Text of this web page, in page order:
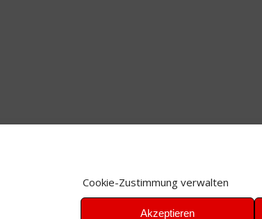
Cookie-Zustimmung verwalten
Akzeptieren